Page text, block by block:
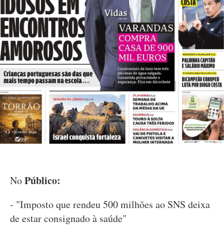
NoPúblico:
- "Imposto que rendeu 500 milhões ao SNS deixa
de estar consignado à saúde"